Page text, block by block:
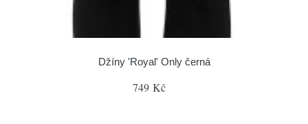
Džíny 'Royal' Only černá
749 Kč